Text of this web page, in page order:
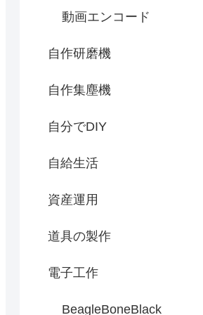
動画エンコード
自作研磨機
自作集塵機
自分でDIY
自給生活
資産運用
道具の製作
電子工作
BeagleBoneBlack